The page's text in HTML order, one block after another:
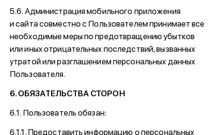
5.6. Администрация мобильного приложения
и сайта совместно с Пользователем принимает все
необходимые меры по предотвращению убытков
или иных отрицательных последствий, вызванных
утратой или разглашением персональных данных
Пользователя.
6. ОБЯЗАТЕЛЬСТВА СТОРОН
6.1. Пользователь обязан:
6.1.1. Предоставить информацию о персональных